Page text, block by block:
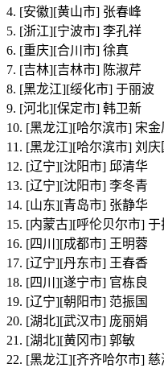
4. [安徽][黄山市] 张春峰
5. [浙江][宁波市] 李孔祥
6. [重庆][合川市] 徐真
7. [吉林][吉林市] 陈淑芹
8. [黑龙江][绥化市] 于丽波
9. [河北][保定市] 韩卫新
10. [黑龙江][哈尔滨市] 宋金
11. [黑龙江][哈尔滨市] 刘庆
12. [辽宁][沈阳市] 邱清华
13. [辽宁][沈阳市] 李冬青
14. [山东][青岛市] 张静华
15. [内蒙古][呼伦贝尔市] 于
16. [四川][成都市] 王明蓉
17. [辽宁][丹东市] 王春香
18. [四川][遂宁市] 官栋良
19. [辽宁][朝阳市] 范振国
20. [湖北][武汉市] 庞丽娟
21. [湖北][黄冈市] 郭敏
22. [黑龙江][齐齐哈尔市] 慈